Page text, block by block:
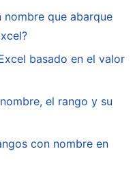
que abarque
basado en el valor
el rango y su
con nombre en